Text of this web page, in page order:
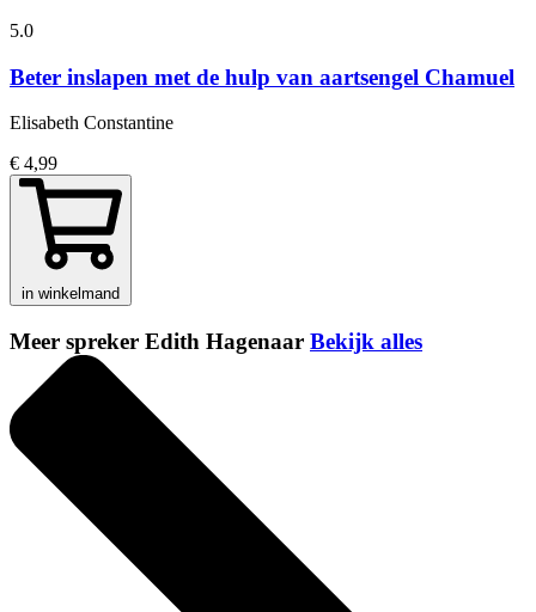
5.0
Beter inslapen met de hulp van aartsengel Chamuel
Elisabeth Constantine
€ 4,99
in winkelmand
Meer spreker Edith Hagenaar Bekijk alles